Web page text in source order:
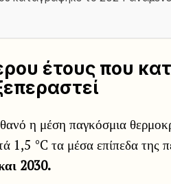
έτους που
η μέση παγκόσμια
1,5 °C τα μέσα επίπεδα της
2030.